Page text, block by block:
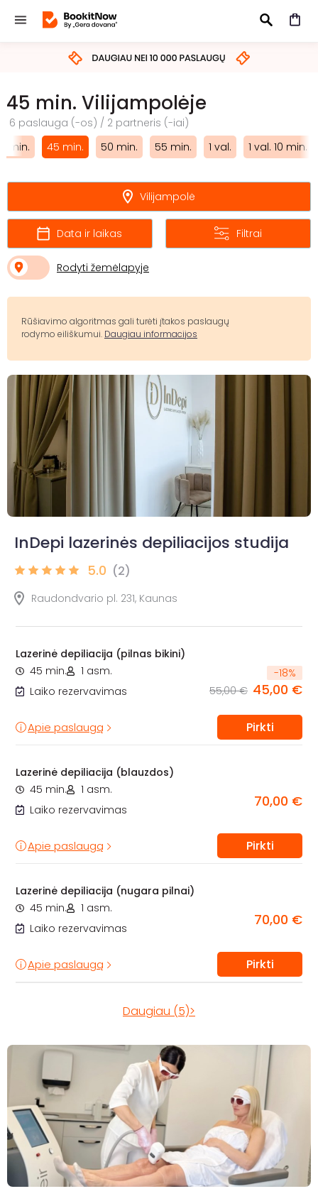
IEŠKOTI
45 min. Vilijampolėje
6 paslauga (-os) / 2 partneris (-iai)
min.
45 min. 50 min. 55 min. 1 val. 1 val. 10 min.
Vilijampolė
Data ir laikas Filtrai
Rodyti žemėlapyje
Rūšiavimo algoritmas gali turėti įtakos paslaugų
rodymo eiliškumui. Daugiau informacijos
InDepi lazerinės depiliacijos studija
5.0 (2)
Raudondvario pl. 231, Kaunas
Lazerinė depiliacija (pilnas bikini)
45 min.
1 asm.
Laiko rezervavimas
-18%
55,00 € 45,00 €
Apie paslaugą Pirkti
Lazerinė depiliacija (blauzdos)
45 min.
1 asm.
Laiko rezervavimas
70,00 €
Apie paslaugą Pirkti
Lazerinė depiliacija (nugara pilnai)
45 min.
1 asm.
Laiko rezervavimas
70,00 €
Apie paslaugą Pirkti
Daugiau (5)>